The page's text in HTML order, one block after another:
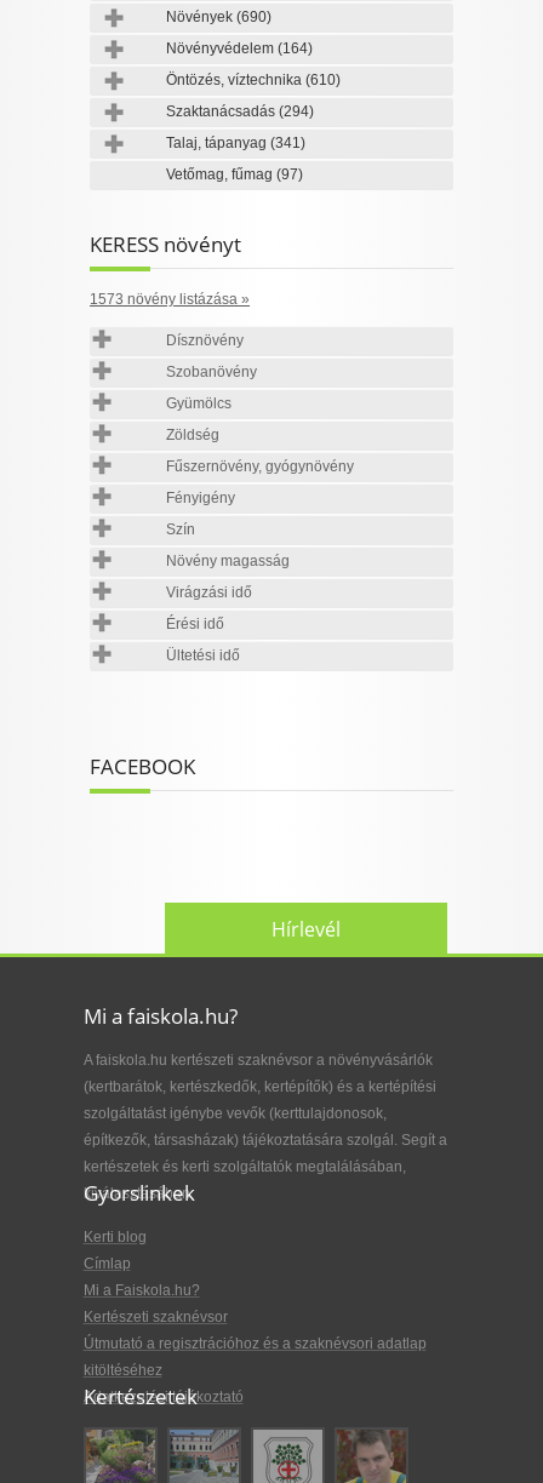
Növények (690)
Növényvédelem (164)
Öntözés, víztechnika (610)
Szaktanácsadás (294)
Talaj, tápanyag (341)
Vetőmag, fűmag (97)
KERESS növényt
1573 növény listázása »
Dísznövény
Szobanövény
Gyümölcs
Zöldség
Fűszernövény, gyógynövény
Fényigény
Szín
Növény magasság
Virágzási idő
Érési idő
Ültetési idő
FACEBOOK
Hírlevél
Mi a faiskola.hu?
A faiskola.hu kertészeti szaknévsor a növényvásárlók
(kertbarátok, kertészkedők, kertépítők) és a kertépítési
szolgáltatást igénybe vevők (kerttulajdonosok,
építkezők, társasházak) tájékoztatására szolgál. Segít a
kertészetek és kerti szolgáltatók megtalálásában,
kiválasztásában.
Gyorslinkek
Kerti blog
Címlap
Mi a Faiskola.hu?
Kertészeti szaknévsor
Útmutató a regisztrációhoz és a szaknévsori adatlap
kitöltéséhez
Adatkezelési tájékoztató
Kertészetek